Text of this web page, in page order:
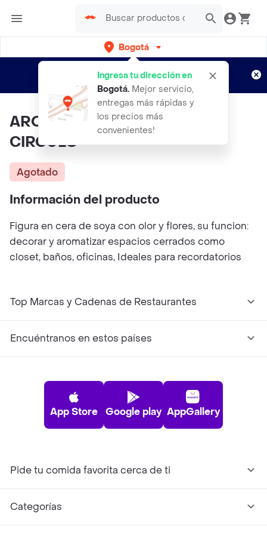
Bogotá
Ingresa tu dirección en
Bogotá. Mejor servicio,
entregas más rápidas y
los precios más
convenientes!
envíos gratis por semanas
Aplican TyC
AROMATIZANTE PEQUEÑO
CIRCULO
Agotado
Información del producto
Figura en cera de soya con olor y flores, su funcion:
decorar y aromatizar espacios cerrados como
closet, baños, oficinas, Ideales para recordatorios
Top Marcas y Cadenas de Restaurantes
Encuéntranos en estos países
App Store Google play AppGallery
Pide tu comida favorita cerca de ti
Categorías